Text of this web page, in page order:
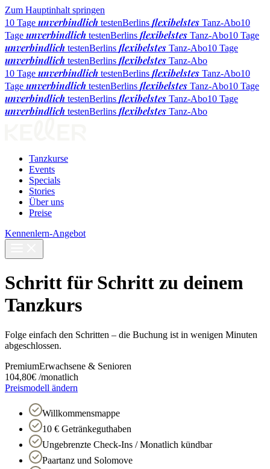
Zum Hauptinhalt springen
10 Tage unverbindlich testenBerlins flexibelstes Tanz-Abo10
Tage unverbindlich testenBerlins flexibelstes Tanz-Abo10 Tage
unverbindlich testenBerlins flexibelstes Tanz-Abo10 Tage
unverbindlich testenBerlins flexibelstes Tanz-Abo
10 Tage unverbindlich testenBerlins flexibelstes Tanz-Abo10
Tage unverbindlich testenBerlins flexibelstes Tanz-Abo10 Tage
unverbindlich testenBerlins flexibelstes Tanz-Abo10 Tage
unverbindlich testenBerlins flexibelstes Tanz-Abo
Tanzkurse
Events
Specials
Stories
Über uns
Preise
Kennenlern-Angebot
Schritt für Schritt zu deinem
Tanzkurs
Folge einfach den Schritten – die Buchung ist in wenigen Minuten
abgeschlossen.
PremiumErwachsene & Senioren
104,80€ /monatlich
Preismodell ändern
Willkommensmappe
10 € Getränkeguthaben
Ungebrenzte Check-Ins / Monatlich kündbar
Paartanz und Solomove